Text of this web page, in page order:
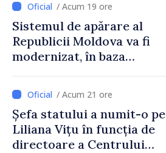
/ Acum 19 ore
Sistemul de apărare al
Republicii Moldova va fi
modernizat, în baza
implementare a Strategiei
Naționale de Apărare
/ Acum 21 ore
Șefa statului a numit-o pe
Liliana Vițu în funcția de
directoare a Centrului